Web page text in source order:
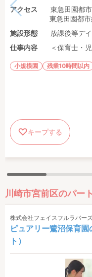
アクセス
東急田園都
東急田園都
施設形態
放課後等デ
仕事内容
＜保育士・
小規模園 残業10時間以内
キープする
川崎市宮前区のパー
株式会社フェイスフルラバー
ピュアリー鷺沼保育
ト）